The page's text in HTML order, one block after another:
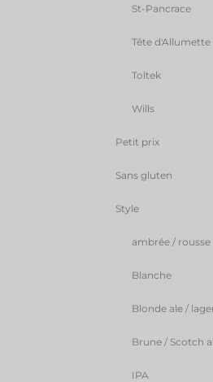
St-Pancrace
Tête d'Allumette
Toltek
Wills
Petit prix
Sans gluten
Style
ambrée / rousse
Blanche
Blonde ale /
Brune / Scotch
IPA